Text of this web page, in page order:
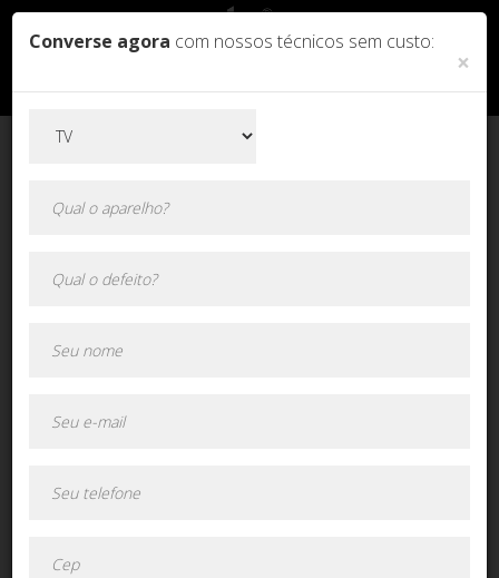
Converse agora com nossos técnicos sem custo:
×